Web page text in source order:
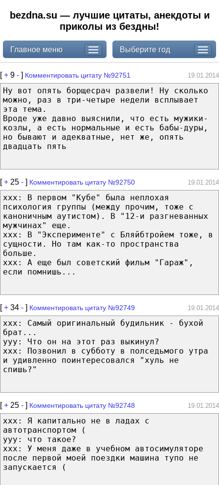
bezdna.su — лучшие цитаты, анекдоты и
приколы из бездны!
Главное меню Выберите год
[+ 9 - ] Комментировать цитату №92751 19.01.2014
Ну вот опять борщесрач развели! Ну сколько
можно, раз в три-четыре недели всплывает
эта тема.
Вроде уже давно выяснили, что есть мужики-
козлы, а есть нормальные и есть бабы-дуры,
но бывают и адекватные, нет же, опять
двадцать пять
[+ 25 - ] Комментировать цитату №92750 19.01.2014
xxx: В первом "Кубе" была неплохая
психология группы (между прочим, тоже с
каноничным аутистом). В "12-и разгневанных
мужчинах" еще.
xxx: В "Эксперименте" с Бляйбтройем тоже, в
сущности. Но там как-то пространства
больше.
xxx: А еще был советский фильм "Гараж",
если помнишь...
[+ 34 - ] Комментировать цитату №92749 19.01.2014
ххх: Самый оригинальный будильник - бухой
брат...
ууу: Что он на этот раз выкинул?
ххх: Позвонил в субботу в полседьмого утра
и удивленно поинтересовался "хуль не
спишь?"
[+ 25 - ] Комментировать цитату №92748 19.01.2014
xxx: Я капитально не в ладах с
автотранспортом (
yyy: что такое?
xxx: У меня даже в учебном автосимуляторе
после первой моей поездки машина тупо не
запускается (